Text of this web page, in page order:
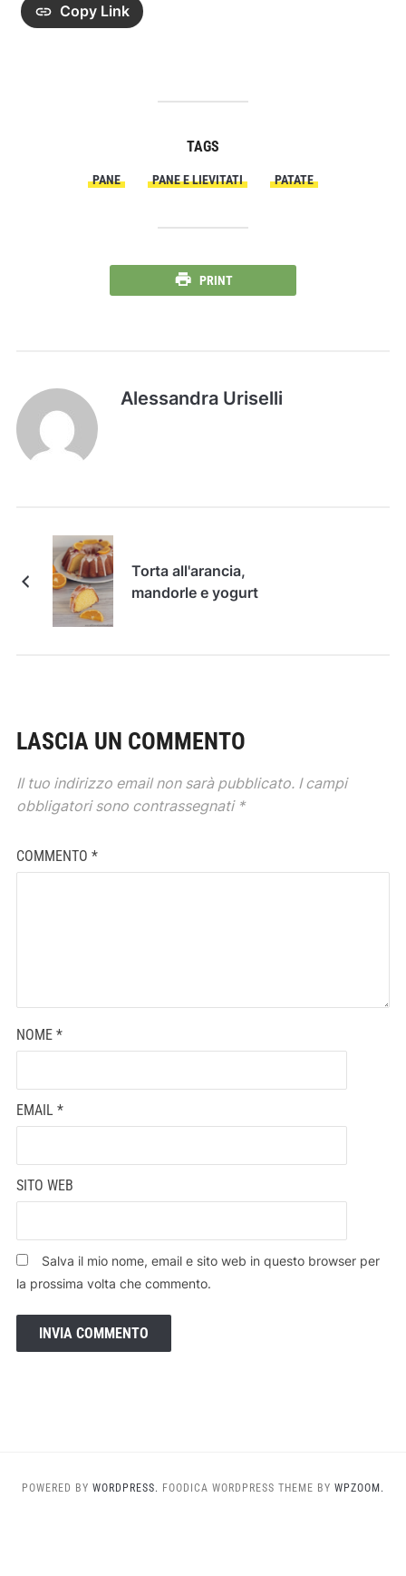
Copy Link
TAGS
PANE PANE E LIEVITATI PATATE
PRINT
Alessandra Uriselli
Torta all'arancia,
mandorle e yogurt
LASCIA UN COMMENTO
Il tuo indirizzo email non sarà pubblicato. I campi
obbligatori sono contrassegnati *
COMMENTO *
NOME *
EMAIL *
SITO WEB
Salva il mio nome, email e sito web in questo browser per
la prossima volta che commento.
POWERED BY WORDPRESS. FOODICA WORDPRESS THEME BY WPZOOM.